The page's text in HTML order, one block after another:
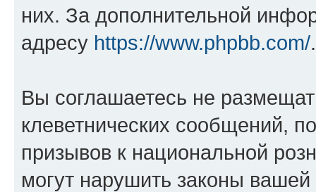
них. За дополнительной
адресу https://www.phpbb.com/.
Вы соглашаетесь не
клеветнических сообщений,
призывов к национальной
могут нарушить законы